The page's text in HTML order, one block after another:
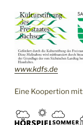
www.kdfs.de
Eine Koopertion